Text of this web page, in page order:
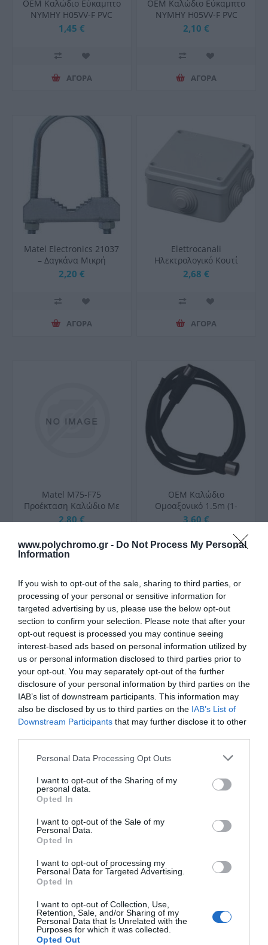
www.polychromo.gr - Do Not Process My Personal
Information
If you wish to opt-out of the sale, sharing to third parties, or
processing of your personal or sensitive information for
targeted advertising by us, please use the below opt-out
section to confirm your selection. Please note that after your
opt-out request is processed you may continue seeing
interest-based ads based on personal information utilized by
us or personal information disclosed to third parties prior to
your opt-out. You may separately opt-out of the further
disclosure of your personal information by third parties on the
IAB’s list of downstream participants. This information may
also be disclosed by us to third parties on the IAB’s List of
Downstream Participants that may further disclose it to other
Please note that this website/app uses one or more Google
not limited to your visit or usage behaviour. You may click to
grant or deny consent to Google and its third-party tags to
use your data for below specified purposes in below Google
consent section.
Personal Data Processing Opt Outs
I want to opt-out of the Sharing of my
personal data.
Opted In
I want to opt-out of the Sale of my
Personal Data.
Opted In
I want to opt-out of processing my
Personal Data for Targeted Advertising.
Opted In
I want to opt-out of Collection, Use,
Retention, Sale, and/or Sharing of my
Personal Data that Is Unrelated with the
Purposes for which it was collected.
Opted Out
OEM Καλώδιο Eύκαμπτο
NYMHY H05VV-F PVC
3X1,5mm2 Λευκό
1,45 €
ΑΓΟΡΑ
OEM Καλώδιο Eύκαμπτο
NYMHY H05VV-F PVC
3X2,5mm2 Λευκό
2,10 €
ΑΓΟΡΑ
Matel Electronics 21037
– Δαγκάνα Μικρή
2,20 €
ΑΓΟΡΑ
Elettrocanali
Ηλεκτρολογικό Κουτί
Εξωτερικής
EC400C3
2,68 €
ΑΓΟΡΑ
Matel M75-F75
Προέκταση Καλώδιο Με
Φις Αρσ-Θηλ. Universe
2,80 €
ΟΕΜ Καλώδιο
Ομοαξονικό 1.5m (1-
MT011500346)
3,60 €
Elvhx Προέκταση 2m
Schuko Αρσ+θηλ Ιρ20
5,20 €
Elvhx Προέκταση 2m
Schuko Αρσ+θηλ Ιρ20